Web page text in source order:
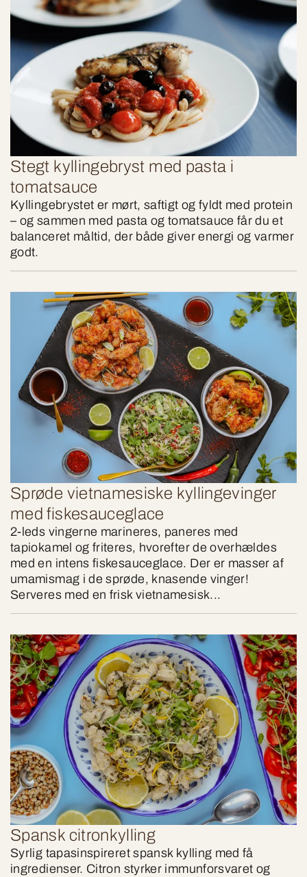
Stegt kyllingebryst med pasta i
tomatsauce
Kyllingebrystet er mørt, saftigt og fyldt med protein
– og sammen med pasta og tomatsauce får du et
balanceret måltid, der både giver energi og varmer
godt.
Sprøde vietnamesiske kyllingevinger
med fiskesauceglace
2-leds vingerne marineres, paneres med
tapiokamel og friteres, hvorefter de overhældes
med en intens fiskesauceglace. Der er masser af
umamismag i de sprøde, knasende vinger!
Serveres med en frisk vietnamesisk...
Spansk citronkylling
Syrlig tapasinspireret spansk kylling med få
ingredienser. Citron styrker immunforsvaret og